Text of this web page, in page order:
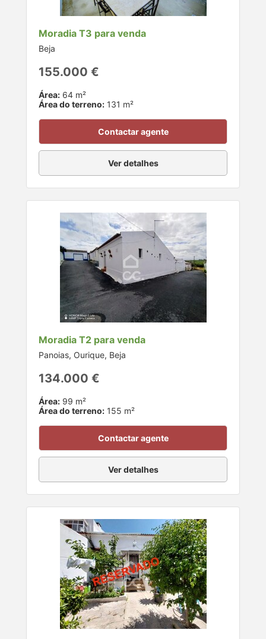
Moradia T3 para venda
Beja
155.000 €
Área: 64 m²
Área do terreno: 131 m²
Contactar agente
Ver detalhes
Moradia T2 para venda
Panoias, Ourique, Beja
134.000 €
Área: 99 m²
Área do terreno: 155 m²
Contactar agente
Ver detalhes